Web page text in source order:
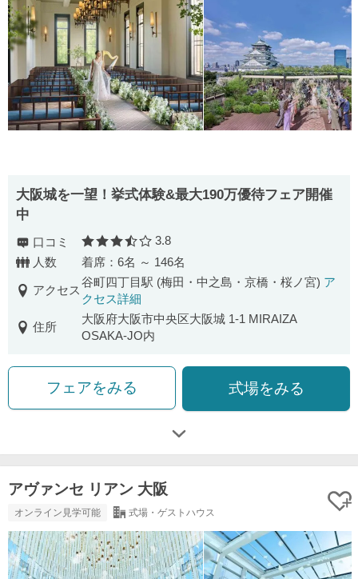
大阪城を一望！挙式体験&最大190万優待フェア開催
中
口コミ 口コミ評価
3.8
人数
着席：6名 ～ 146名
アクセス
谷町四丁目駅 (梅田・中之島・京橋・桜ノ宮) ア
クセス詳細
住所
大阪府大阪市中央区大阪城 1-1 MIRAIZA
OSAKA-JO内
フェアをみる 式場をみる
アヴァンセ リアン 大阪
オンライン見学可能 式場・ゲストハウス